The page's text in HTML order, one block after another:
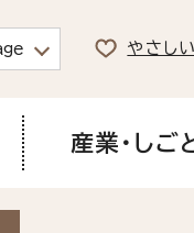
やさし
産業・しご